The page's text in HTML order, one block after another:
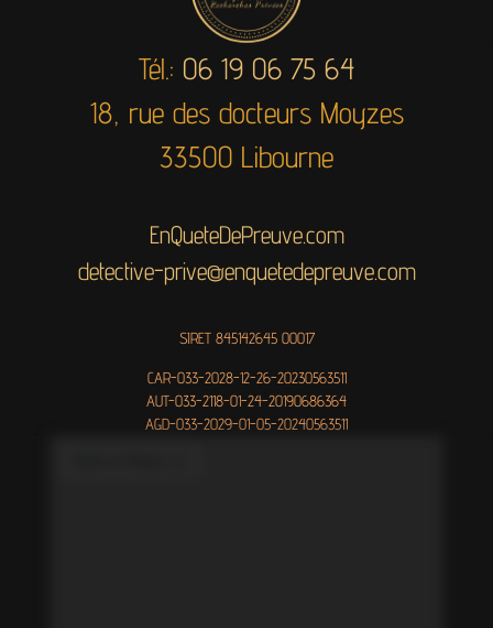
Tél.: 06 19 06 75 64
18, rue des docteurs Moyzes
33500 Libourne
EnQueteDePreuve.com
detective-prive@enquetedepreuve.com
SIRET 845142645 00017
CAR-033-2028-12-26-20230563511
AUT-033-2118-01-24-20190686364
AGD-033-2029-01-05-20240563511